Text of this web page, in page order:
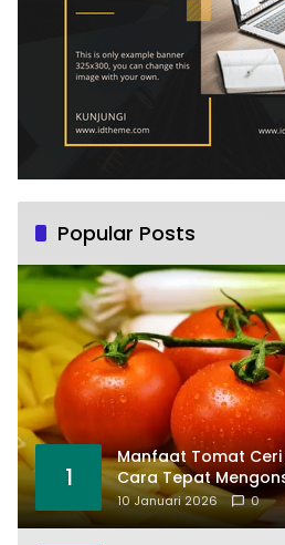
Popular Posts
1
Manfaat Tomat
Cara Tepat
10 Januari 2026 0